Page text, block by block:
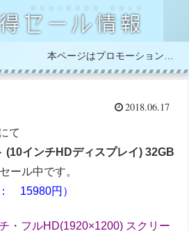
2018.06.17
て
(10インチHDディスプレイ) 32GB
ール中です。
15980円）
・フルHD(1920×1200) スクリー